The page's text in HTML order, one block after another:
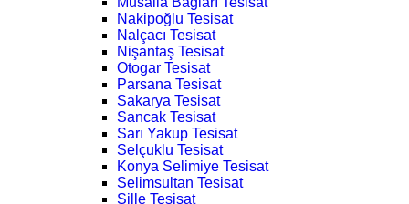
Nakipoğlu Tesisat
Nalçacı Tesisat
Nişantaş Tesisat
Otogar Tesisat
Parsana Tesisat
Sakarya Tesisat
Sancak Tesisat
Sarı Yakup Tesisat
Selçuklu Tesisat
Konya Selimiye Tesisat
Selimsultan Tesisat
Sille Tesisat